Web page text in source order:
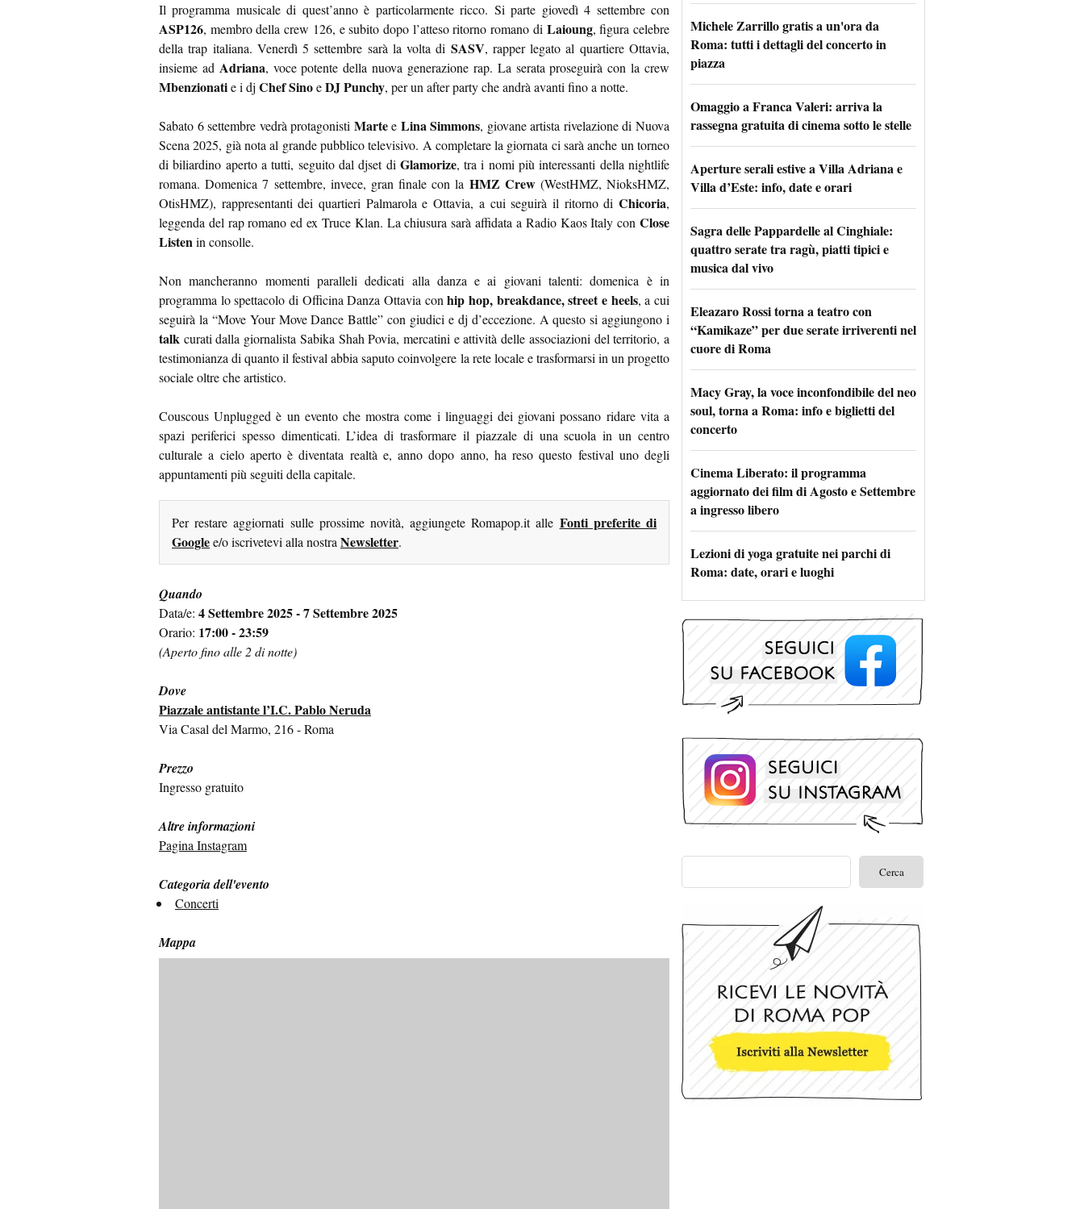
Il programma musicale di quest’anno è particolarmente ricco. Si parte giovedì 4 settembre con
ASP126, membro della crew 126, e subito dopo l’atteso ritorno romano di Laioung, figura celebre
della trap italiana. Venerdì 5 settembre sarà la volta di SASV, rapper legato al quartiere Ottavia,
insieme ad Adriana, voce potente della nuova generazione rap. La serata proseguirà con la crew
Mbenzionatie i dj Chef SinoeDJ Punchy, per un after party che andrà avanti fino a notte.
Sabato 6 settembre vedrà protagonisti Martee Lina Simmons, giovane artista rivelazione di Nuova
Scena 2025, già nota al grande pubblico televisivo. A completare la giornata ci sarà anche un torneo
di biliardino aperto a tutti, seguito dal djset di Glamorize, tra i nomi più interessanti della nightlife
romana. Domenica 7 settembre, invece, gran finale con la HMZ Crew(WestHMZ, NioksHMZ,
OtisHMZ), rappresentanti dei quartieri Palmarola e Ottavia, a cui seguirà il ritorno di Chicoria,
leggenda del rap romano ed ex Truce Klan. La chiusura sarà affidata a Radio Kaos Italy con Close
Listenin consolle.
Non mancheranno momenti paralleli dedicati alla danza e ai giovani talenti: domenica è in
programma lo spettacolo di Officina Danza Ottavia conhip hop, breakdance, street e heels, a cui
seguirà la “Move Your Move Dance Battle” con giudici e dj d’eccezione. A questo si aggiungono i
talk curati dalla giornalista Sabika Shah Povia, mercatini e attività delle associazioni del territorio, a
testimonianza di quanto il festival abbia saputo coinvolgere la rete locale e trasformarsi in un progetto
sociale oltre che artistico.
Couscous Unplugged è un evento che mostra come i linguaggi dei giovani possano ridare vita a
spazi periferici spesso dimenticati. L’idea di trasformare il piazzale di una scuola in un centro
culturale a cielo aperto è diventata realtà e, anno dopo anno, ha reso questo festival uno degli
appuntamenti più seguiti della capitale.
Per restare aggiornati sulle prossime novità, aggiungete Romapop.it alle Fonti preferite di
Googlee/o iscrivetevi alla nostraNewsletter.
Quando
Data/e: 4 Settembre 2025 - 7 Settembre 2025
Orario: 17:00 - 23:59
(Aperto fino alle 2 di notte)
Dove
Piazzale antistante l’I.C. Pablo Neruda
Via Casal del Marmo, 216 - Roma
Prezzo
Ingresso gratuito
Altre informazioni
Pagina Instagram
Categoria dell'evento
Concerti
Mappa
Michele Zarrillo gratis a un'ora da
Roma: tutti i dettagli del concerto in
piazza
Omaggio a Franca Valeri: arriva la
rassegna gratuita di cinema sotto le stelle
Aperture serali estive a Villa Adriana e
Villa d’Este: info, date e orari
Sagra delle Pappardelle al Cinghiale:
quattro serate tra ragù, piatti tipici e
musica dal vivo
Eleazaro Rossi torna a teatro con
“Kamikaze” per due serate irriverenti nel
cuore di Roma
Macy Gray, la voce inconfondibile del neo
soul, torna a Roma: info e biglietti del
concerto
Cinema Liberato: il programma
aggiornato dei film di Agosto e Settembre
a ingresso libero
Lezioni di yoga gratuite nei parchi di
Roma: date, orari e luoghi